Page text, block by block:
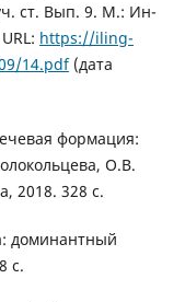
ст. Вып. 9. М.: Ин-
https://iling-
14.pdf(дата
формация:
О.В.
2018. 328 с.
доминантный
с.